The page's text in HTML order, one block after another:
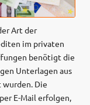
Art der
im privaten
benötigt die
Unterlagen aus
Die
E-Mail erfolgen,